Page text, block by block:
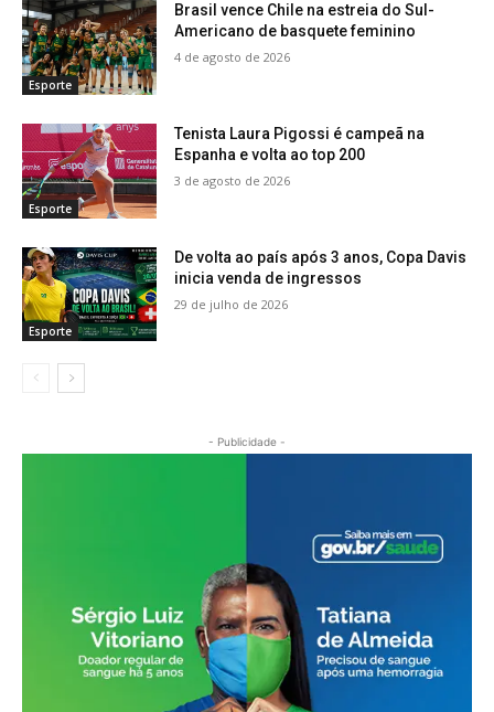
Esporte
Brasil vence Chile na estreia do Sul-
Americano de basquete feminino
4 de agosto de 2026
Esporte
Tenista Laura Pigossi é campeã na
Espanha e volta ao top 200
3 de agosto de 2026
Esporte
De volta ao país após 3 anos, Copa Davis
inicia venda de ingressos
29 de julho de 2026
- Publicidade -